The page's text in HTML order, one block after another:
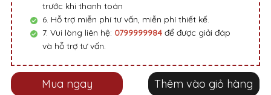
trước khi thanh toán
6. Hỗ trợ miễn phí tư vấn, miễn phí thiết kế.
7. Vui lòng liên hệ: 0799999984 để được giải đáp
và hỗ trợ tư vấn.
Thêm vào giỏ hàng
Mua ngay